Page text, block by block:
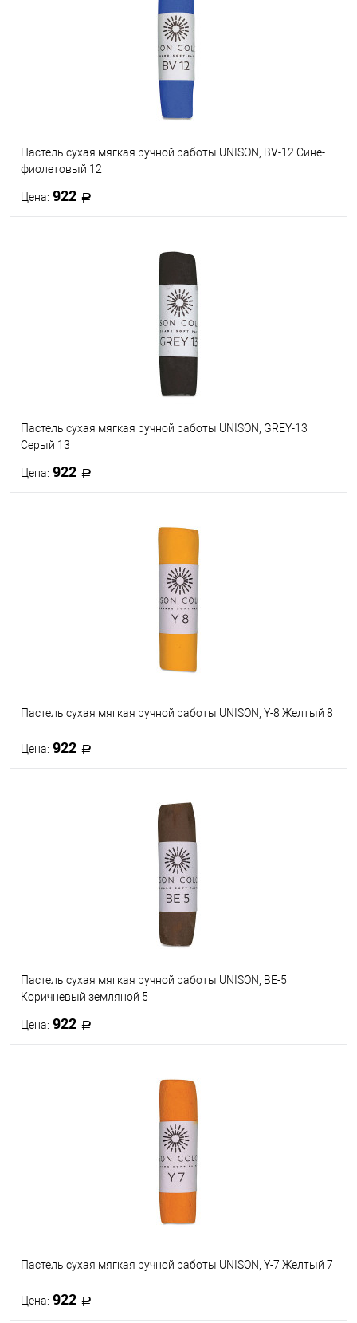
Пастель сухая мягкая ручной работы UNISON, BV-12 Сине-
фиолетовый 12
Цена: 922
Пастель сухая мягкая ручной работы UNISON, GREY-13
Серый 13
Цена: 922
Пастель сухая мягкая ручной работы UNISON, Y-8 Желтый 8
Цена: 922
Пастель сухая мягкая ручной работы UNISON, BE-5
Коричневый земляной 5
Цена: 922
Пастель сухая мягкая ручной работы UNISON, Y-7 Желтый 7
Цена: 922